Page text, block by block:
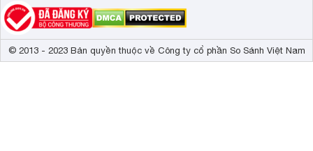
© 2013 - 2023 Bản quyền thuộc về Công ty cổ phần So Sánh Việt Nam